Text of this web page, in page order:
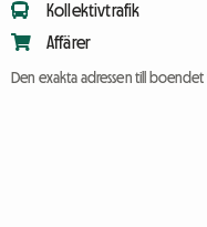
Kollektivtrafik
Affärer
Den exakta adressen till